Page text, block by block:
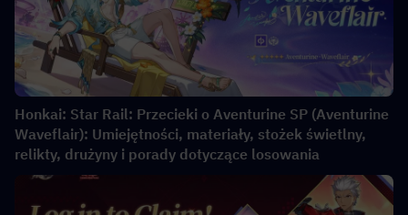
Honkai: Star Rail: Przecieki o Aventurine SP (Aventurine
Waveflair): Umiejętności, materiały, stożek świetlny,
relikty, drużyny i porady dotyczące losowania